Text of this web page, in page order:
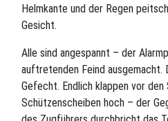
Helmkante und der Regen
Gesicht.
Alle sind angespannt – der
auftretenden Feind ausgemacht.
Gefecht. Endlich klappen vor
Schützenscheiben hoch – der